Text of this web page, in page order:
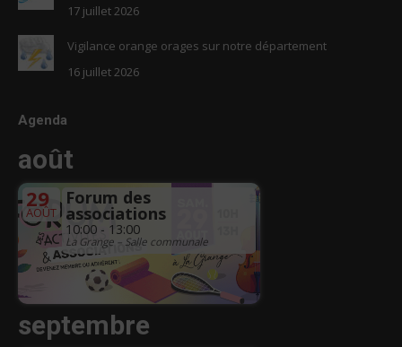
17 juillet 2026
Vigilance orange orages sur notre département
16 juillet 2026
Agenda
août
29
AOÛT
Forum des
associations
10:00 - 13:00
La Grange – Salle communale
septembre